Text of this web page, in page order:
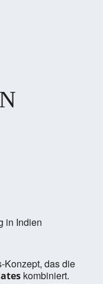
in Indien
das die
kombiniert.